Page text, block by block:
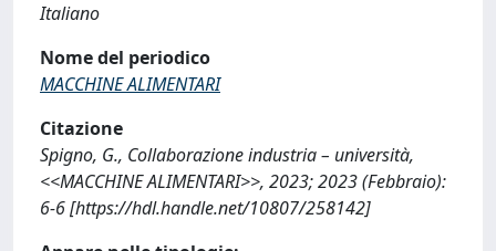
Italiano
Nome del periodico
MACCHINE ALIMENTARI
Citazione
Spigno, G., Collaborazione industria – università,
<<MACCHINE ALIMENTARI>>, 2023; 2023 (Febbraio):
6-6 [https://hdl.handle.net/10807/258142]